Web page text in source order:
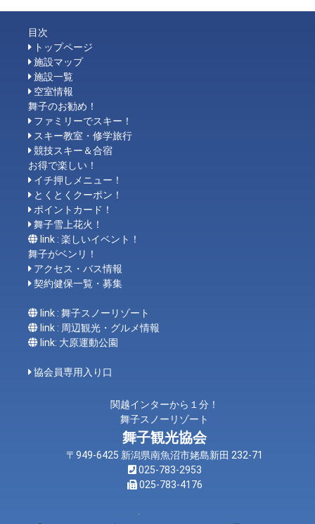
目次
トップページ
施設マップ
施設一覧
空室情報
舞子のお勧め！
ファミリーでスキー！
スキー教室・修学旅行
競技スキー＆合宿
お得で楽しい！
イチ押しメニュー！
とくとくクーポン！
ポイントカード！
舞子雪上花火！
link : 楽しいイベント！
舞子がベンリ！
アクセス・バス情報
契約健保一覧・募集
link : 舞子スノーリゾート
link : 周辺観光・グルメ情報
link: 大原運動公園
協会員専用入り口
関越インターから１分！
舞子スノーリゾート
舞子観光協会
〒949-6425 新潟県南魚沼市姥島新田 232-71
025-783-2953
025-783-4176